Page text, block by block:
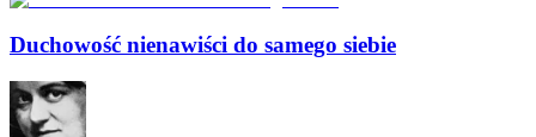
Duchowość nienawiści do samego siebie